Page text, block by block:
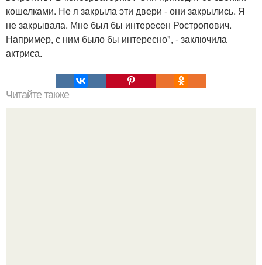
кошелками. Не я закрыла эти двери - они закрылись. Я
не закрывала. Мне был бы интересен Ростропович.
Например, с ним было бы интересно", - заключила
актриса.
Читайте также